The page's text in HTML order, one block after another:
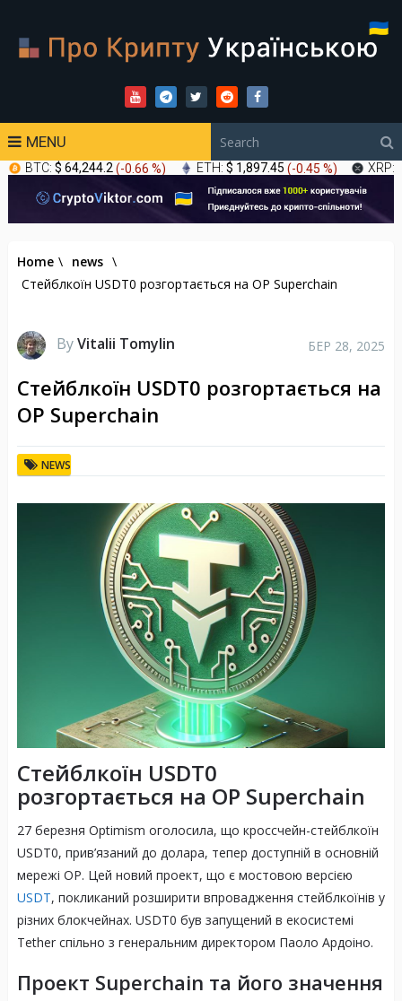
MENU
BTC: $ 64,244.2(-0.66 %) ETH: $ 1,897.45 (-0.45 %) XRP:
Home \ news \
Стейблкоїн USDT0 розгортається на OP Superchain
ByVitalii Tomylin БЕР 28, 2025
Стейблкоїн USDT0 розгортається на
OP Superchain
NEWS
Стейблкоїн USDT0
розгортається на OP Superchain
27 березня Optimism оголосила, що кроссчейн-стейблкоїн
USDT0, прив’язаний до долара, тепер доступній в основній
мережі OP. Цей новий проект, що є мостовою версією
USDT, покликаний розширити впровадження стейблкоїнів у
різних блокчейнах. USDT0 був запущений в екосистемі
Tether спільно з генеральним директором Паоло Ардоіно.
Проект Superchain та його значення